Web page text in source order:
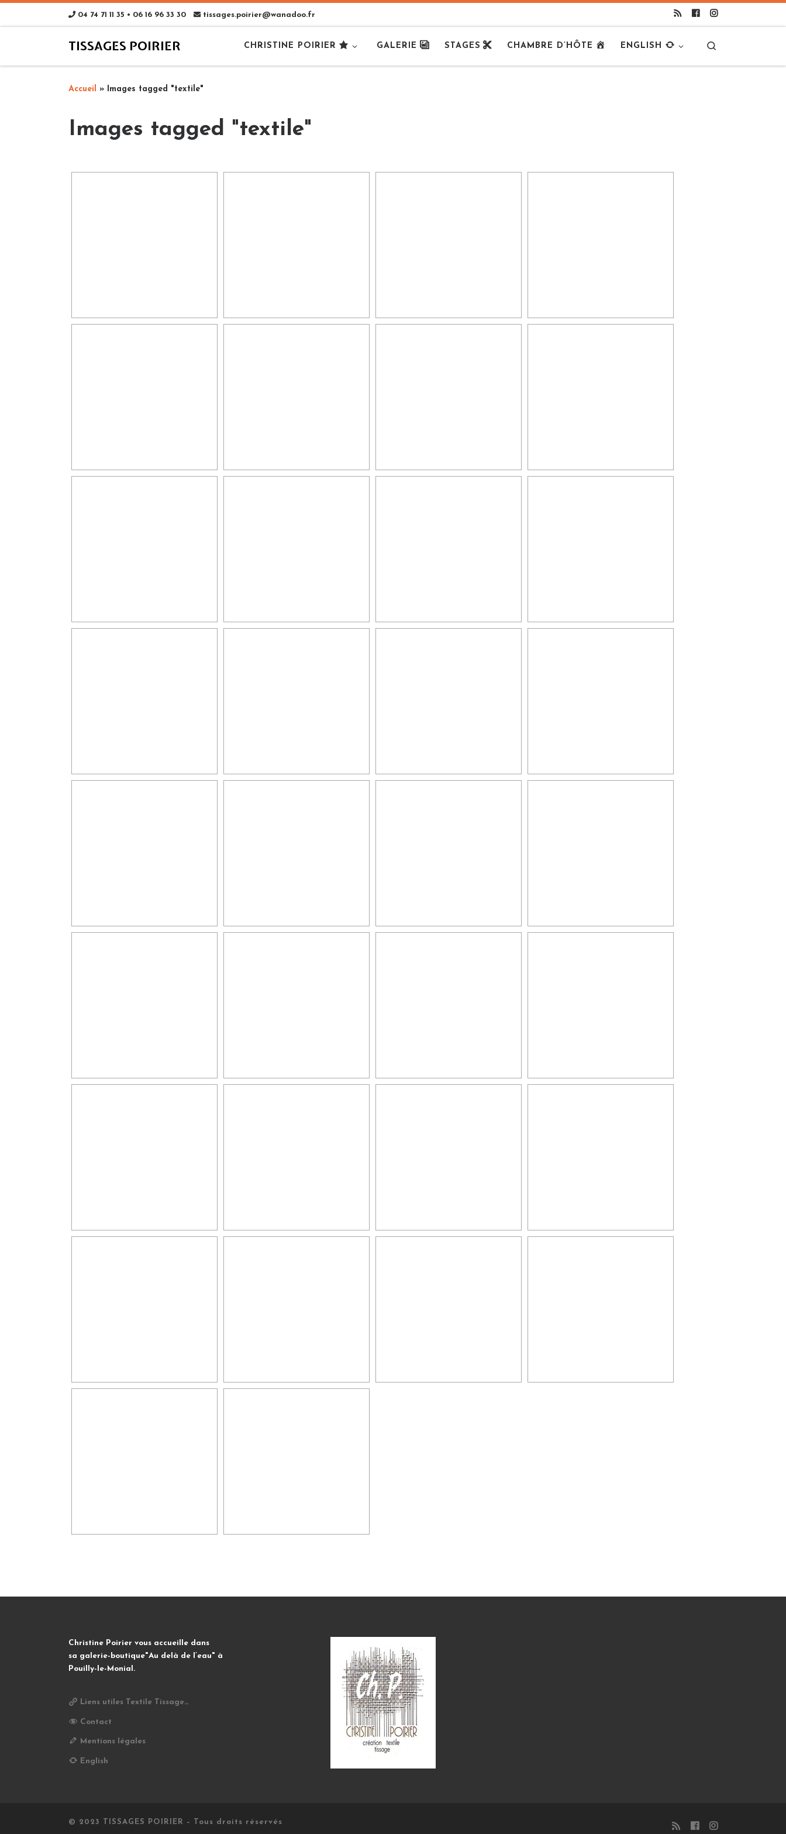
04 74 71 11 35 • 06 16 96 33 30 tissages.poirier@wanadoo.fr
TISSAGES POIRIER CHRISTINE POIRIER GALERIE STAGES CHAMBRE D’HÔTE ENGLISH
Accueil » Images tagged "textile"
Images tagged "textile"
Christine Poirier vous accueille dans
sa galerie-boutique"Au delà de l’eau" à
Pouilly-le-Monial.
Liens utiles Textile Tissage…
Contact
Mentions légales
English
© 2023 TISSAGES POIRIER – Tous droits réservés